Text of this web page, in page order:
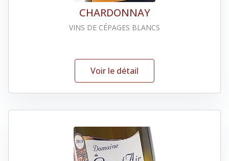
CHARDONNAY
VINS DE CÉPAGES BLANCS
Voir le détail